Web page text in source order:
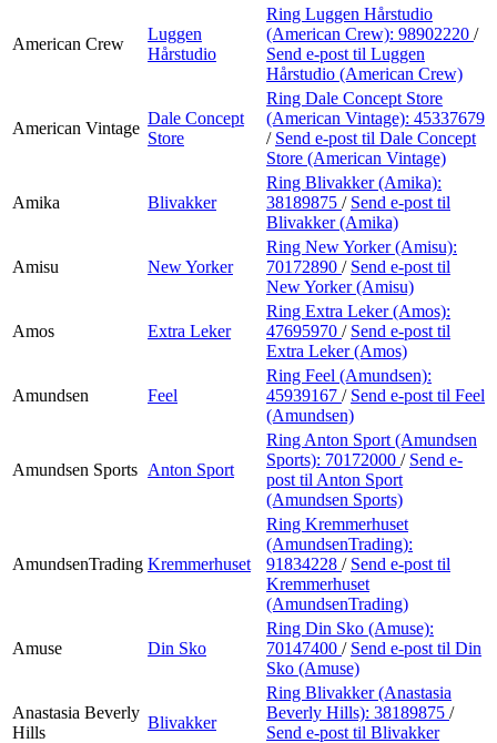
American Crew
Luggen
Hårstudio
Ring Luggen Hårstudio
(American Crew): 98902220 /
Send e-post til Luggen
Hårstudio (American Crew)
American Vintage
Dale Concept
Store
Ring Dale Concept Store
(American Vintage): 45337679
/ Send e-post til Dale Concept
Store (American Vintage)
Amika Blivakker
Ring Blivakker (Amika):
38189875 / Send e-post til
Blivakker (Amika)
Amisu New Yorker
Ring New Yorker (Amisu):
70172890 / Send e-post til
New Yorker (Amisu)
Amos Extra Leker
Ring Extra Leker (Amos):
47695970 / Send e-post til
Extra Leker (Amos)
Amundsen Feel
Ring Feel (Amundsen):
45939167 / Send e-post til Feel
(Amundsen)
Amundsen Sports Anton Sport
Ring Anton Sport (Amundsen
Sports): 70172000 / Send e-
post til Anton Sport
(Amundsen Sports)
AmundsenTrading Kremmerhuset
Ring Kremmerhuset
(AmundsenTrading):
91834228 / Send e-post til
Kremmerhuset
(AmundsenTrading)
Amuse Din Sko
Ring Din Sko (Amuse):
70147400 / Send e-post til Din
Sko (Amuse)
Anastasia Beverly
Hills
Blivakker
Ring Blivakker (Anastasia
Beverly Hills): 38189875 /
Send e-post til Blivakker